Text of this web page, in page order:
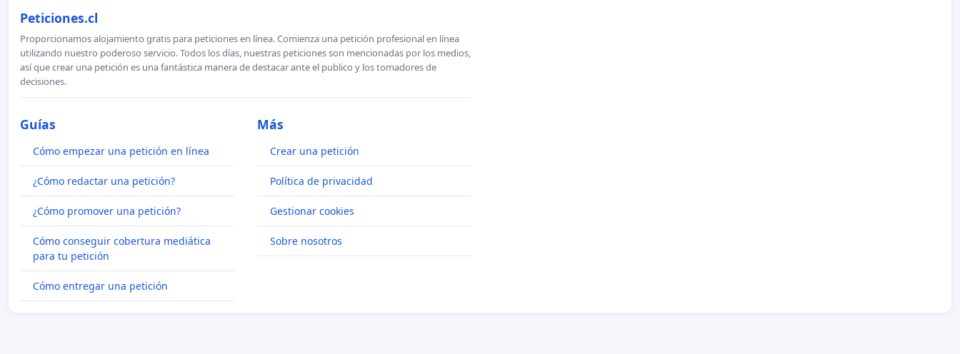
Peticiones.cl
Proporcionamos alojamiento gratis para peticiones en línea. Comienza una petición profesional en línea
utilizando nuestro poderoso servicio. Todos los días, nuestras peticiones son mencionadas por los medios,
así que crear una petición es una fantástica manera de destacar ante el publico y los tomadores de
decisiones.
Guías
Cómo empezar una petición en línea
¿Cómo redactar una petición?
¿Cómo promover una petición?
Cómo conseguir cobertura mediática
para tu petición
Cómo entregar una petición
Más
Crear una petición
Política de privacidad
Gestionar cookies
Sobre nosotros